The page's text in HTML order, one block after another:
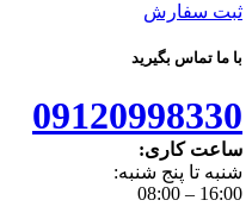
ثبت سفارش
با ما تماس بگیرید
09120998330
ساعت کاری:
شنبه تا پنج شنبه:
16:00 – 08:00